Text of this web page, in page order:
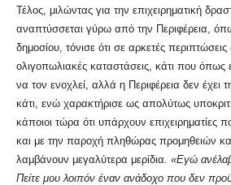
Τέλος, μιλώντας για την επιχειρηματική
αναπτύσσεται γύρω από την Περιφέρεια,
δημοσίου, τόνισε ότι σε αρκετές περιπτώσεις
ολιγοπωλιακές καταστάσεις, κάτι που όπως
να τον ενοχλεί, αλλά η Περιφέρεια δεν έχει
κάτι, ενώ χαρακτήρισε ως απολύτως
κάποιοι τώρα ότι υπάρχουν επιχειρηματίες
και με την παροχή πληθώρας προμηθειών
λαμβάνουν μεγαλύτερα μερίδια. «Εγώ
Πείτε μου λοιπόν έναν ανάδοχο που δεν